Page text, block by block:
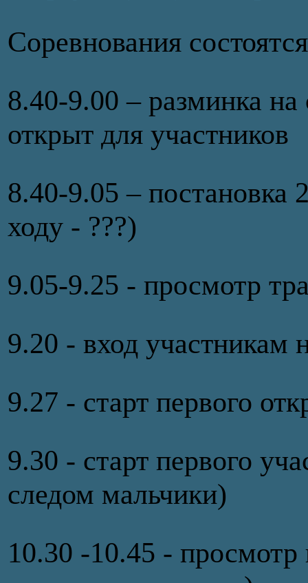
Соревнования
8.40-9.00 – разминка
открыт для участников
8.40-9.05 – постановка
ходу - ???)
9.05-9.25 - просмотр
9.20 - вход участникам
9.27 - старт первого
9.30 - старт первого
следом мальчики)
10.30 -10.45 -